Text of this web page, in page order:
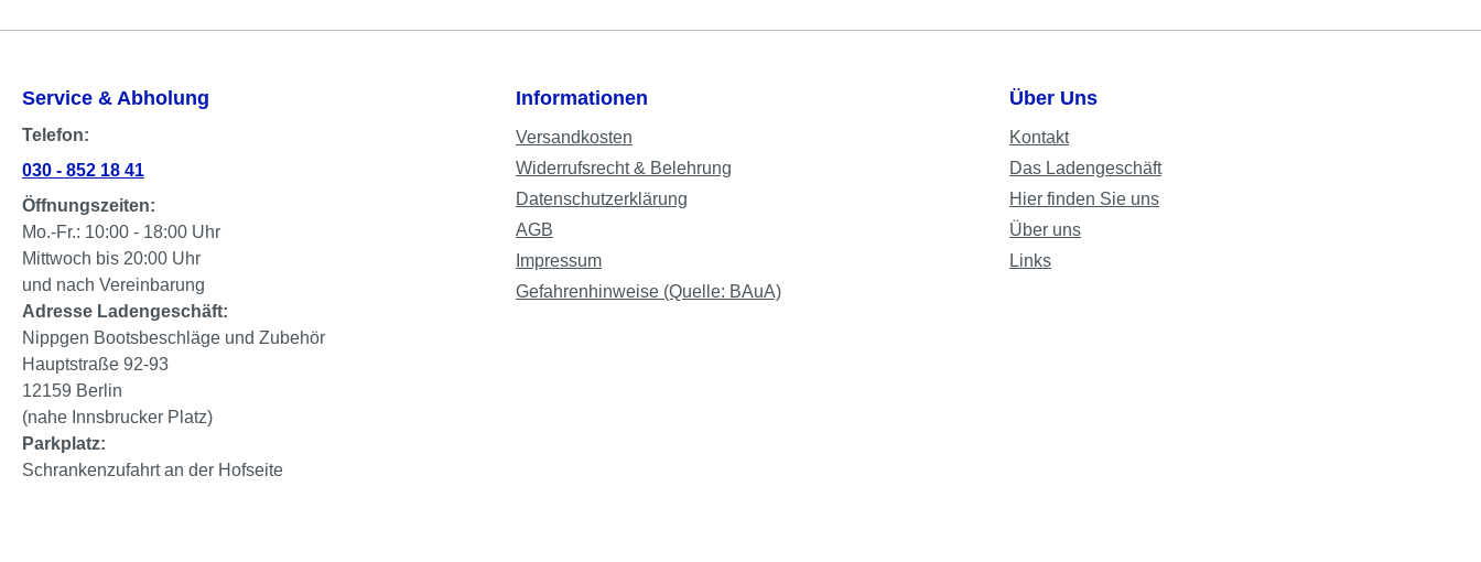
Service & Abholung
Telefon:
030 - 852 18 41
Öffnungszeiten:
Mo.-Fr.: 10:00 - 18:00 Uhr
Mittwoch bis 20:00 Uhr
und nach Vereinbarung
Adresse Ladengeschäft:
Nippgen Bootsbeschläge und Zubehör
Hauptstraße 92-93
12159 Berlin
(nahe Innsbrucker Platz)
Parkplatz:
Schrankenzufahrt an der Hofseite
Informationen
Versandkosten
Widerrufsrecht & Belehrung
Datenschutzerklärung
AGB
Impressum
Gefahrenhinweise (Quelle: BAuA)
Über Uns
Kontakt
Das Ladengeschäft
Hier finden Sie uns
Über uns
Links